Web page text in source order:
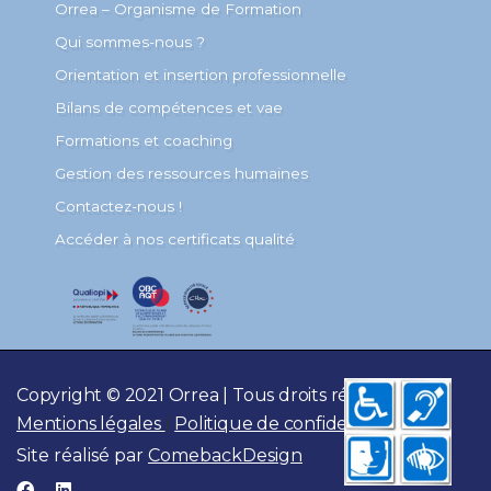
Orrea – Organisme de Formation
Qui sommes-nous ?
Orientation et insertion professionnelle
Bilans de compétences et vae
Formations et coaching
Gestion des ressources humaines
Contactez-nous !
Accéder à nos certificats qualité
Copyright © 2021 Orrea | Tous droits réservés
Mentions légales
Politique de confidentialité
Site réalisé par ComebackDesign